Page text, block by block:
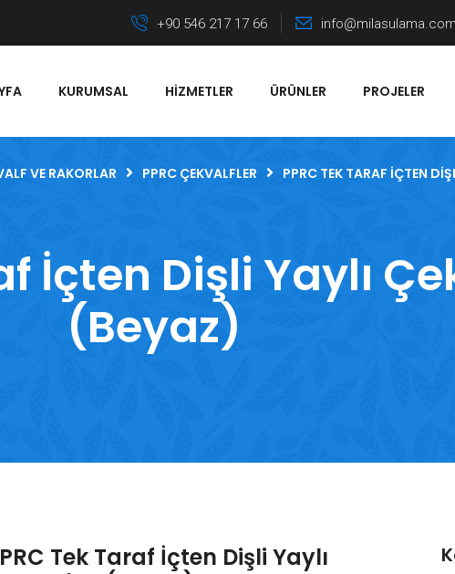
+90 546 217 17 66 info@milasulama.com
KURUMSAL HIZMETLER ÜRÜNLER PROJELER
VE RAKORLAR PPRC ÇEKVALFLER PPRC TEK TARAF İÇTEN
İçten Dişli Yaylı
(Beyaz)
Tek Taraf İçten Dişli Yaylı